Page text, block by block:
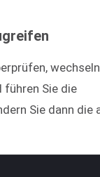
führen Sie die
Sie dann die